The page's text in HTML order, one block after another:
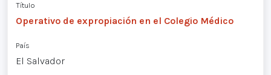
Título
Operativo de expropiación en el Colegio Médico
País
El Salvador